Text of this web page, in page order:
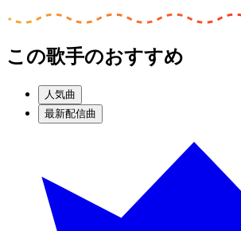
この歌手のおすすめ
人気曲
最新配信曲